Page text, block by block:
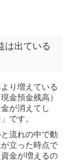
出ている
り増えている
金預金残高）
が消えてし
です。
流れの中で動
立った時点で
金が増えるの